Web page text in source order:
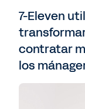
7-Eleven
contratar
los